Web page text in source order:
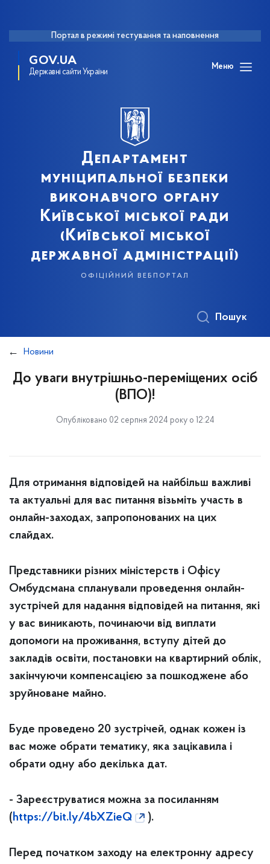
Портал в режимі тестування та наповнення
GOV.UA
Державні сайти України
Меню
Департамент
муніципальної безпеки
виконавчого органу
Київської міської ради
(Київської міської
державної адміністрації)
офіційний вебпортал
Пошук
Новини
До уваги внутрішньо-переміщених осіб
(ВПО)!
Опубліковано 02 серпня 2024 року о 12:24
Для отримання відповідей на найбільш важливі
та актуальні для вас питання візьміть участь в
онлайн-заходах, запропонованих на цих
слайдах.
Представники різних міністерств і Офісу
Омбудсмана спланували проведення онлайн-
зустрічей для надання відповідей на питання, які
у вас виникають, починаючи від виплати
допомоги на проживання, вступу дітей до
закладів освіти, постановки на квартирний облік,
закінчуючи компенсацією за пошкоджене або
зруйноване майно.
Буде проведено 20 зустрічей, однак кожен із
вас може обрати тематику, яка зацікавила і
обрати одну або декілька дат.
- Зареєструватися можна за посиланням
(https://bit.ly/4bXZieQ ).
Перед початком заходу на електронну адресу